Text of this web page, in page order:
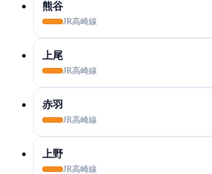
熊谷
JR高崎線
上尾
JR高崎線
赤羽
JR高崎線
上野
JR高崎線